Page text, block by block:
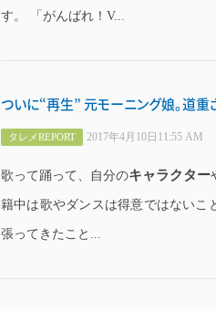
す。 「がんばれ！V...
ついに“再生” 元モーニング娘。道重
タレメREPORT 2017年4月10日11:55 AM
歌って踊って、自分のキャラクター
籍中は歌やダンスは得意ではないこ
張ってきたこと...